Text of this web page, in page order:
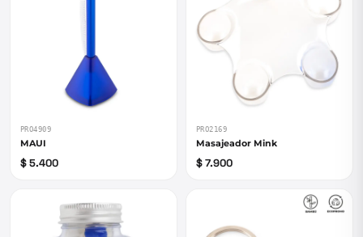
PRO4909
MAUI
$ 5.400
PRO2169
Masajeador Mink
$ 7.900